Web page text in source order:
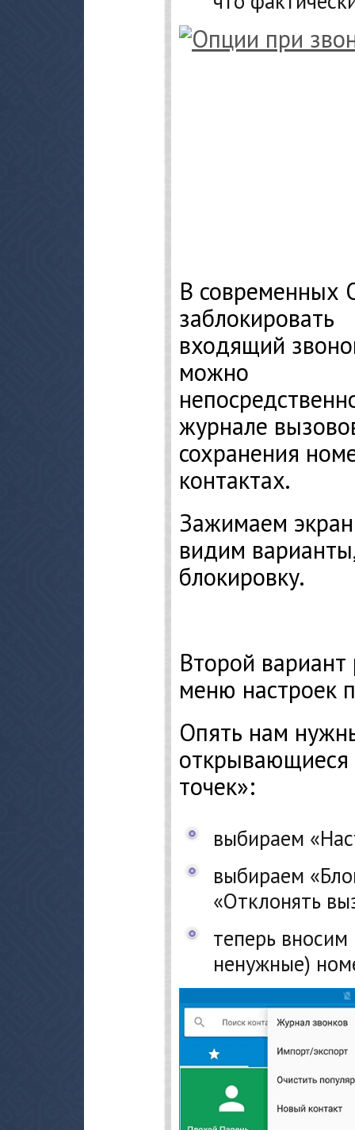
В современных
заблокировать
входящий
можно
журнале
сохранения
контактах.
Зажимаем
видим
блокировку.
Второй вариант
меню настроек
Опять нам
точек»:
выбираем
выбираем
«Отклонять
теперь
ненужные)